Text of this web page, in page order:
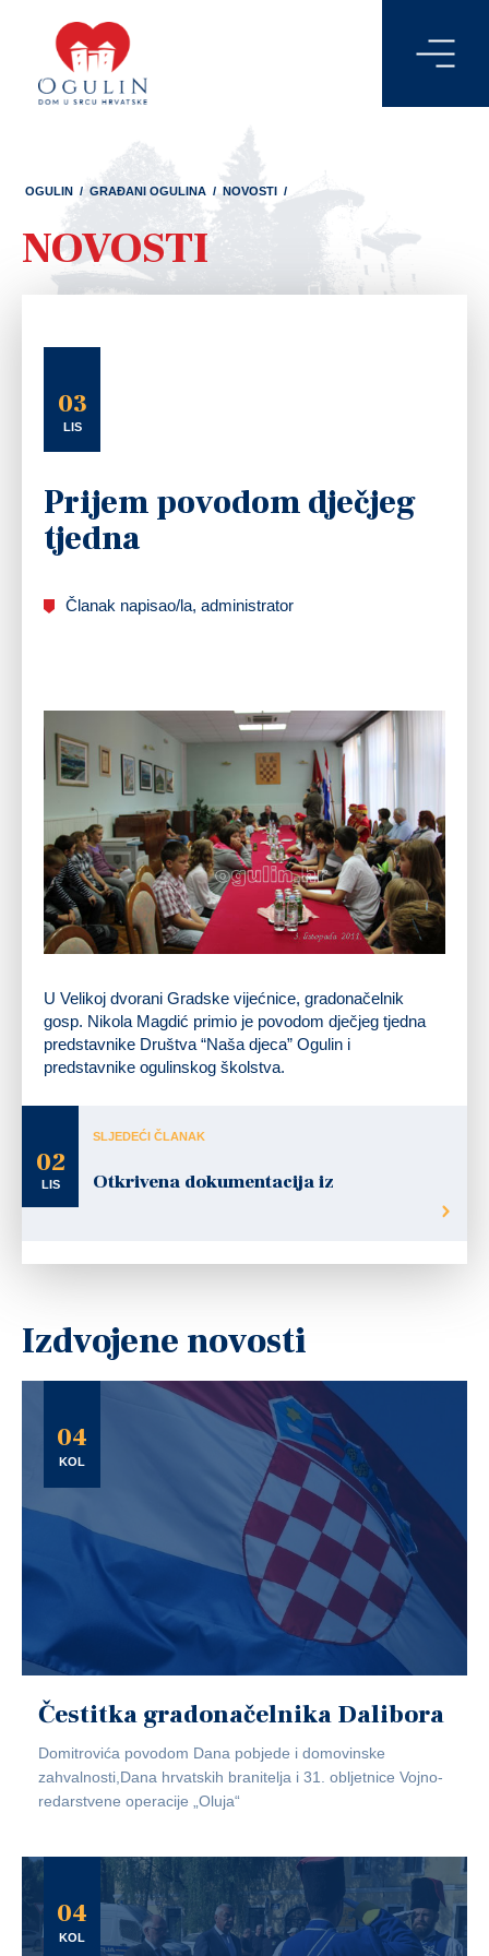
OGULIN / GRAĐANI OGULINA / NOVOSTI /
NOVOSTI
03
LIS
Prijem povodom dječjeg
tjedna
Članak napisao/la, administrator
U Velikoj dvorani Gradske vijećnice, gradonačelnik
gosp. Nikola Magdić primio je povodom dječjeg tjedna
predstavnike Društva “Naša djeca” Ogulin i
predstavnike ogulinskog školstva.
02
LIS
SLJEDEĆI ČLANAK
Otkrivena dokumentacija iz
Izdvojene novosti
04
KOL
Čestitka gradonačelnika Dalibora
Domitrovića povodom Dana pobjede i domovinske
zahvalnosti,Dana hrvatskih branitelja i 31. obljetnice Vojno-
redarstvene operacije „Oluja“
04
KOL